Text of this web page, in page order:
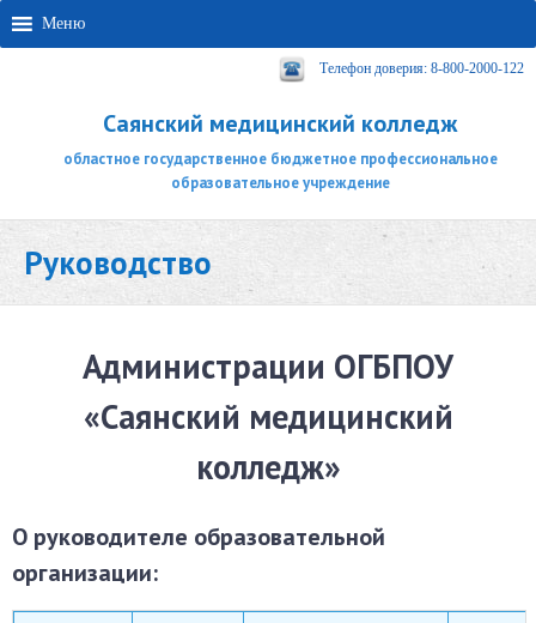
Меню
Телефон доверия: 8-800-2000-122
Саянский медицинский колледж
областное государственное бюджетное профессиональное
образовательное учреждение
Руководство
Администрации ОГБПОУ
«Саянский медицинский
колледж»
О руководителе образовательной
организации: